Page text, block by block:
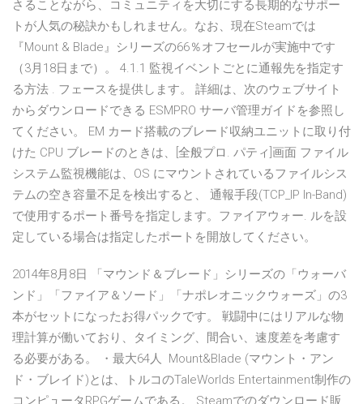
さることながら、コミュニティを大切にする長期的なサポー
トが人気の秘訣かもしれません。なお、現在Steamでは
『Mount & Blade』シリーズの66％オフセールが実施中です
（3月18日まで）。 4.1.1 監視イベントごとに通報先を指定す
る方法 . フェースを提供します。 詳細は、次のウェブサイト
からダウンロードできる ESMPRO サーバ管理ガイドを参照し
てください。 EM カード搭載のブレード収納ユニットに取り付
けた CPU ブレードのときは、[全般プロ. パティ]画面 ファイル
システム監視機能は、OS にマウントされているファイルシス
テムの空き容量不足を検出すると、 通報手段(TCP_IP In-Band)
で使用するポート番号を指定します。ファイアウォー. ルを設
定している場合は指定したポートを開放してください。
2014年8月8日 「マウンド＆ブレード」シリーズの「ウォーバ
ンド」「ファイア＆ソード」「ナポレオニックウォーズ」の3
本がセットになったお得パックです。 戦闘中にはリアルな物
理計算が働いており、タイミング、間合い、速度差を考慮す
る必要がある。 ・最大64人 Mount&Blade (マウント・アン
ド・ブレイド)とは、トルコのTaleWorlds Entertainment制作の